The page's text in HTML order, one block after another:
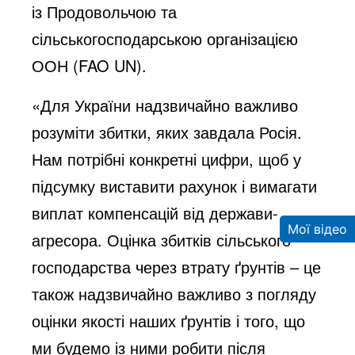
із Продовольчою та
сільськогосподарською організацією
ООН (FAO UN).
«Для України надзвичайно важливо
розуміти збитки, яких завдала Росія.
Нам потрібні конкретні цифри, щоб у
підсумку виставити рахунок і вимагати
виплат компенсацій від держави-
агресора. Оцінка збитків сільського
господарства через втрату ґрунтів – це
також надзвичайно важливо з погляду
оцінки якості наших ґрунтів і того, що
ми будемо із ними робити після
Мої відео